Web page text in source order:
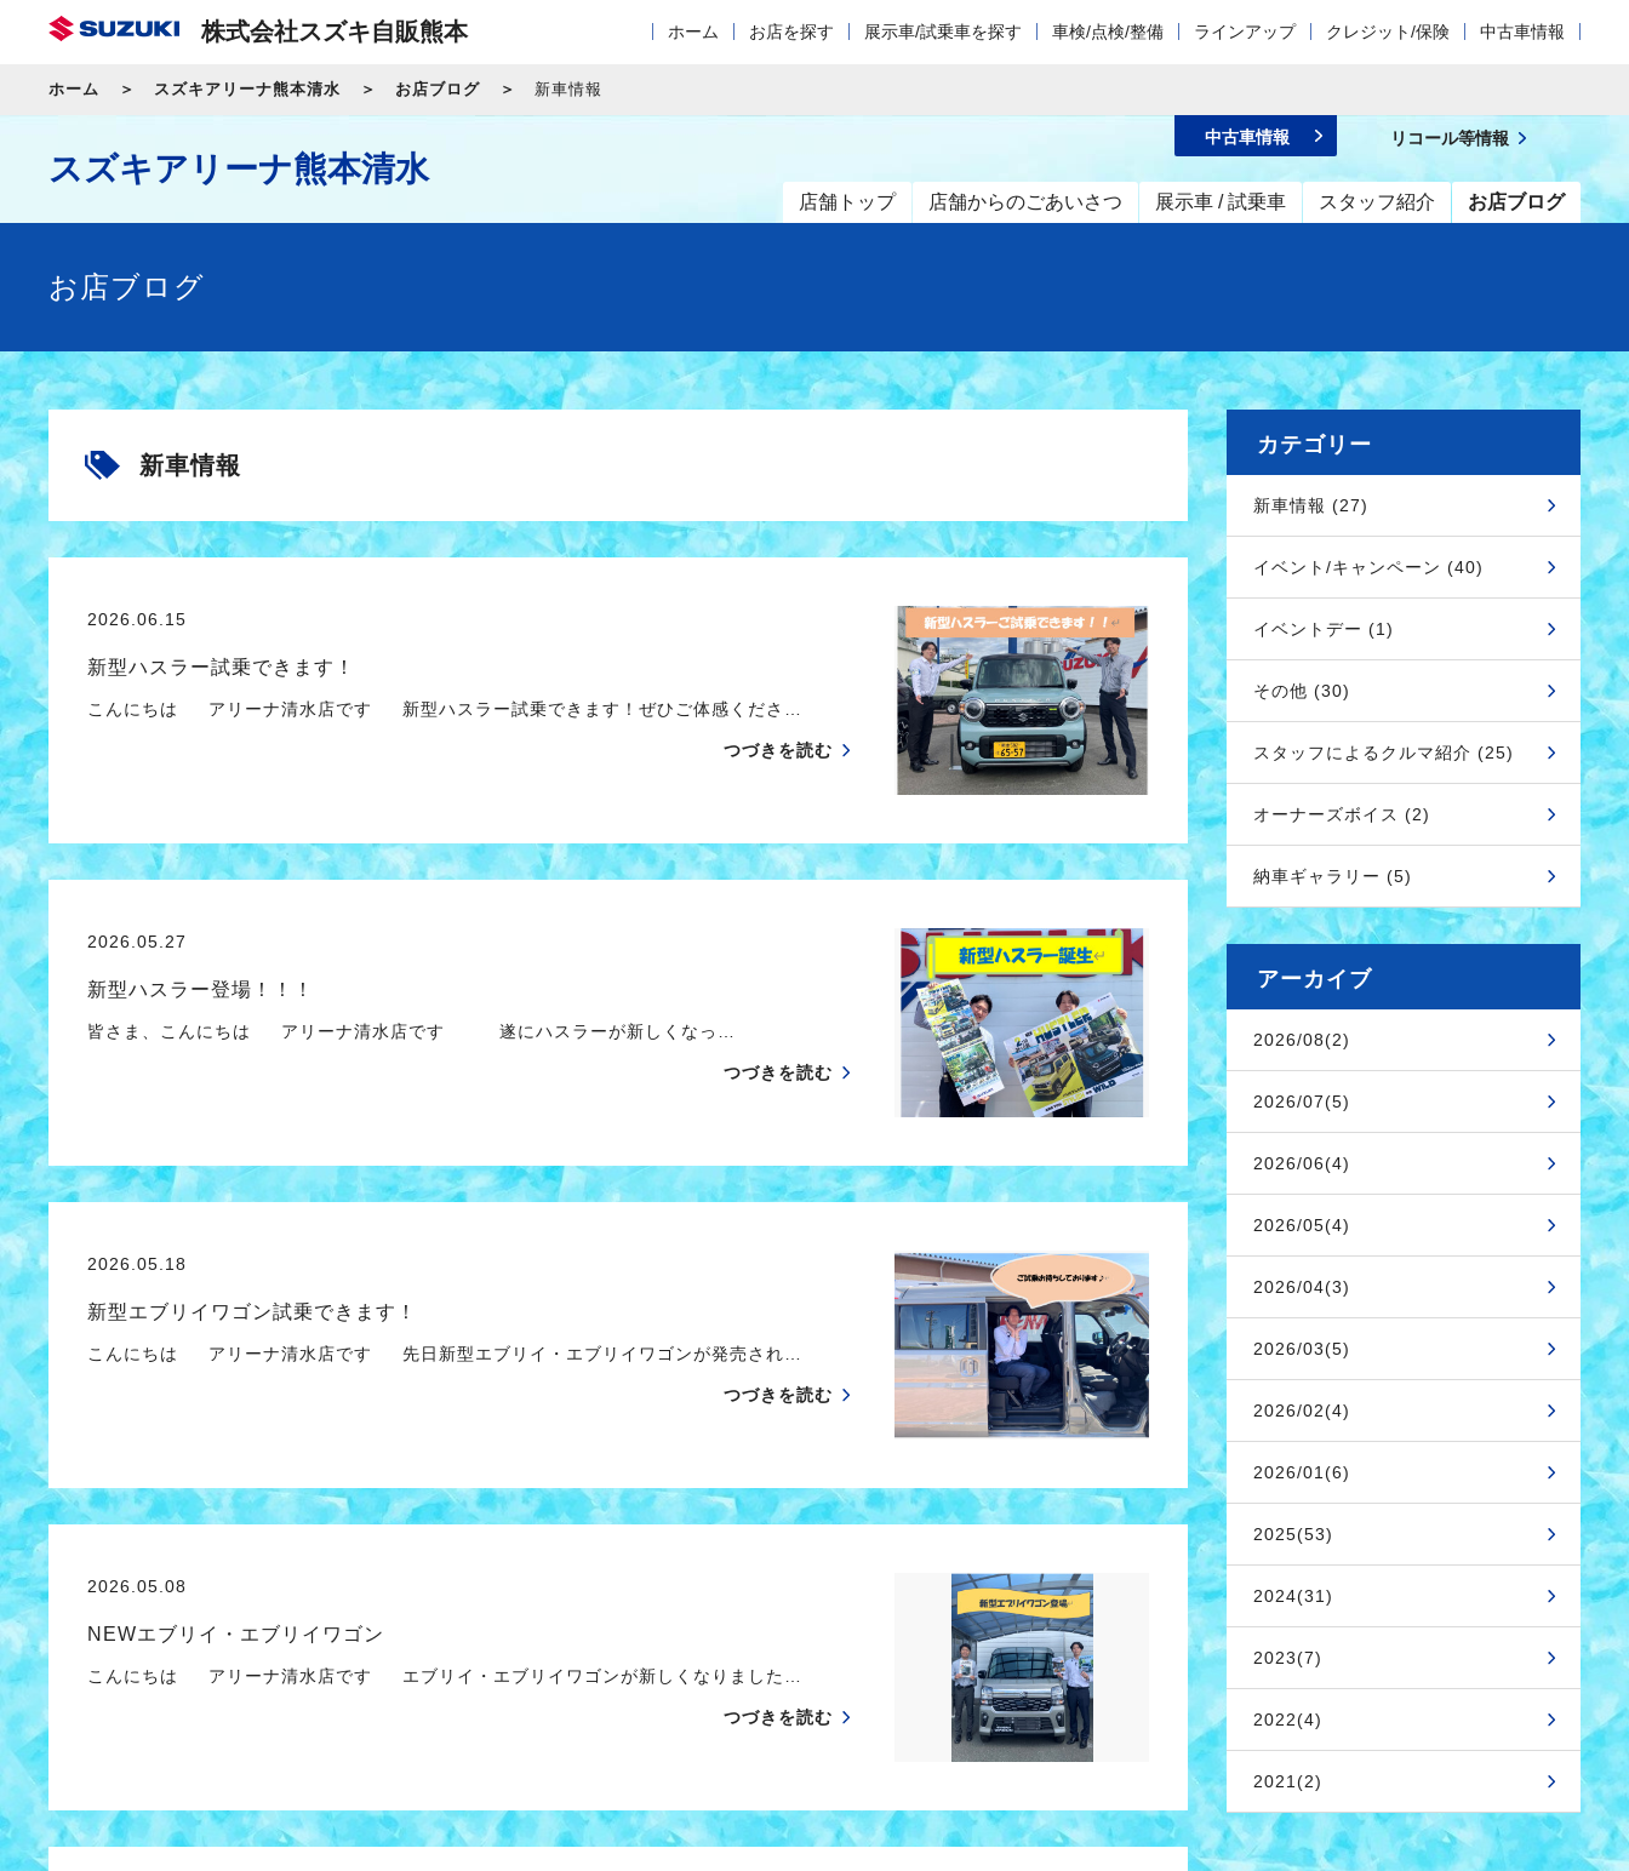
株式会社スズキ自販熊本 ホーム お店を探す 展示車/試乗車を探す 車検/点検/整備 ラインアップ クレジット/保険 中古車情報
ホーム スズキアリーナ熊本清水 お店ブログ 新車情報
スズキアリーナ熊本清水
店舗トップ 店舗からのごあいさつ 展示車 / 試乗車 スタッフ紹介 お店ブログ
中古車情報 リコール等情報
お店ブログ
新車情報
2026.06.15
新型ハスラー試乗できます！
こんにちは アリーナ清水店です 新型ハスラー試乗できます！ぜひご体感くださ…
つづきを読む
2026.05.27
新型ハスラー登場！！！
皆さま、こんにちは アリーナ清水店です 遂にハスラーが新しくなっ…
つづきを読む
2026.05.18
新型エブリイワゴン試乗できます！
こんにちは アリーナ清水店です 先日新型エブリイ・エブリイワゴンが発売され…
つづきを読む
2026.05.08
NEWエブリイ・エブリイワゴン
こんにちは アリーナ清水店です エブリイ・エブリイワゴンが新しくなりました…
つづきを読む
カテゴリー
新車情報 (27)
イベント/キャンペーン (40)
イベントデー (1)
その他 (30)
スタッフによるクルマ紹介 (25)
オーナーズボイス (2)
納車ギャラリー (5)
アーカイブ
2026/08(2)
2026/07(5)
2026/06(4)
2026/05(4)
2026/04(3)
2026/03(5)
2026/02(4)
2026/01(6)
2025(53)
2024(31)
2023(7)
2022(4)
2021(2)